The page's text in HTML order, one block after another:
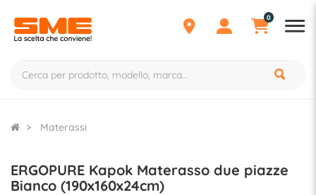
0
Materassi
ERGOPURE Kapok Materasso due piazze
Bianco (190x160x24cm)